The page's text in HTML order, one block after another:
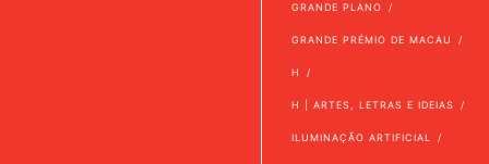
GRANDE PLANO
GRANDE PRÉMIO DE MACAU
H
H | ARTES, LETRAS E IDEIAS
ILUMINAÇÃO ARTIFICIAL